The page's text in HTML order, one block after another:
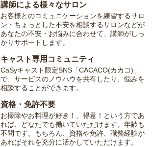
講師による様々なサロン
お客様とのコミュニケーションを練習するサロ
ン・ちょっとした不安を相談するサロンなどが
あなたの不安・お悩みに合わせて、講師がしっ
かりサポートします。
キャスト専用コミュニティ
CaSyキャスト限定SNS「CACACO(カカコ)」
で、サービスのノウハウを共有したり、悩みを
相談することができます。
資格・免許不要
お掃除やお料理が好き！、得意！という方であ
れば、どなたでも働いていただけます。年齢も
不問です。もちろん、資格や免許、職務経験が
あればそれを充分に活かしていただけます。